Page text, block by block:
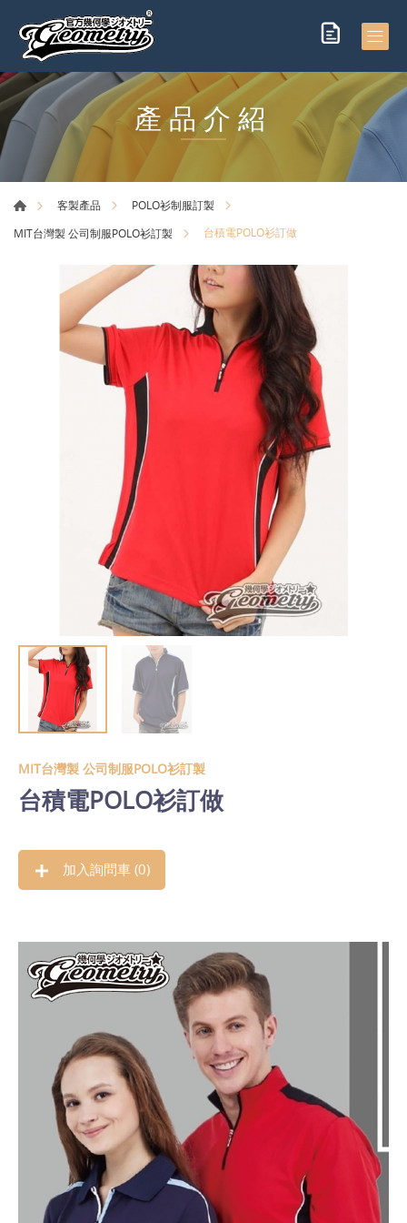
產品介紹
客製產品
POLO衫制服訂製
MIT台灣製 公司制服POLO衫訂製
台積電POLO衫訂做
MIT台灣製 公司制服POLO衫訂製
台積電POLO衫訂做
加入詢問車 (0)